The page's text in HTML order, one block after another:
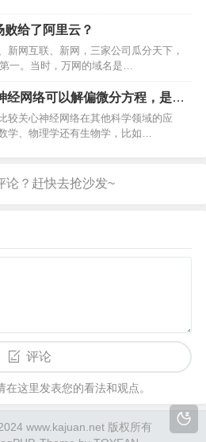
面就知道用的啥框架？ 这感觉就是，我
，偶尔用了下华为打电话，有…
给了阿里云？
新网互联、新网，三家公司瓜分天下，
一。当时，万网的域名是
就可以判断万网的地位。2010年阿里云
户直接…
经网络可以解偏微分方程，是什
较关心神经网络在其他科学领域的应
学、物理学还有生物学，比如
给美国一个客户做兼职预测数字货币期
候就用到过…
评论
这里发表您的看法和观点。
www.kajuan.net 版权所有